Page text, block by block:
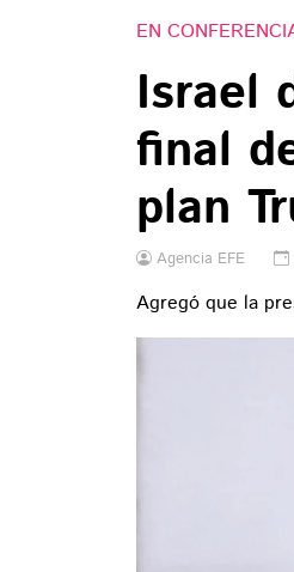
EN
Israel
final
plan
Agencia EFE
Agregó que la